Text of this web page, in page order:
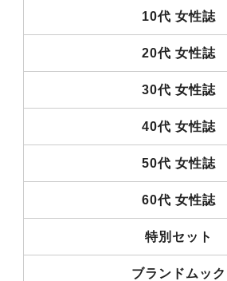
10代 女性誌
20代 女性誌
30代 女性誌
40代 女性誌
50代 女性誌
60代 女性誌
特別セット
ブランドムック